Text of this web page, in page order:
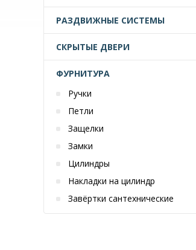
РАЗДВИЖНЫЕ СИСТЕМЫ
СКРЫТЫЕ ДВЕРИ
ФУРНИТУРА
Ручки
Петли
Защелки
Замки
Цилиндры
Накладки на цилиндр
Завёртки сантехнические